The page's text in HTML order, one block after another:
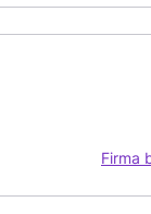
Firma